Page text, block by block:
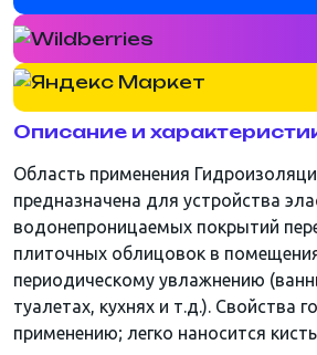
Описание и
Область применения
предназначена для устройства
водонепроницаемых покрытий
плиточных облицовок в
периодическому увлажнению
туалетах, кухнях и т.д.). Свойства
применению; легко наносится